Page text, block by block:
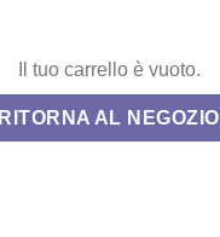
Il tuo carrello è vuoto.
RITORNA AL NEGOZIO